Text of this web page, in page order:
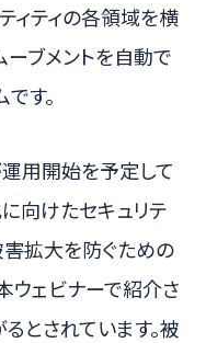
ティティの各領域を横
ーブメントを自動で
す。
用開始を予定して
向けたセキュリテ
害拡大を防ぐための
ウェビナーで紹介さ
とされています。被